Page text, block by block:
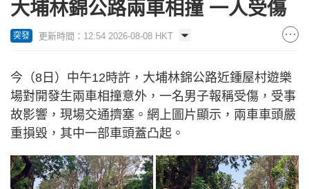
大埔林錦公路兩車相撞 一人受傷
突發 更新時間：12:54 2026-08-08 HKT
今（8日）中午12時許，大埔林錦公路近鍾屋村遊樂
場對開發生兩車相撞意外，一名男子報稱受傷，受事
故影響，現場交通擠塞。網上圖片顯示，兩車車頭嚴
重損毀，其中一部車頭蓋凸起。